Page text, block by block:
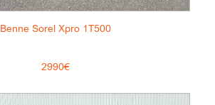
Benne Sorel Xpro 1T500
2990€